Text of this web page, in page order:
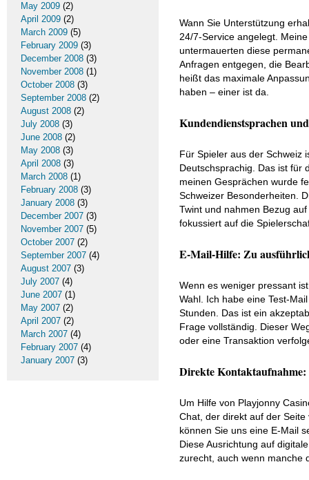
Wann Sie Unterstützung
24/7-Service angelegt.
untermauerten diese
Anfragen entgegen, die
heißt das maximale
haben – einer ist da.
Kundendienstsprachen
Für Spieler aus der Schweiz
Deutschsprachig. Das ist für
meinen Gesprächen wurde
Schweizer Besonderheiten.
Twint und nahmen Bezug
fokussiert auf die
E-Mail-Hilfe: Zu
Wenn es weniger pressant
Wahl. Ich habe eine Test-
Stunden. Das ist ein
Frage vollständig. Dieser
oder eine Transaktion
Direkte
Um Hilfe von Playjonny
Chat, der direkt auf der
können Sie uns eine E-Mail
Diese Ausrichtung auf
zurecht, auch wenn manche
May 2009 (2)
April 2009 (2)
March 2009 (5)
February 2009 (3)
December 2008 (3)
November 2008 (1)
October 2008 (3)
September 2008 (2)
August 2008 (2)
July 2008 (3)
June 2008 (2)
May 2008 (3)
April 2008 (3)
March 2008 (1)
February 2008 (3)
January 2008 (3)
December 2007 (3)
November 2007 (5)
October 2007 (2)
September 2007 (4)
August 2007 (3)
July 2007 (4)
June 2007 (1)
May 2007 (2)
April 2007 (2)
March 2007 (4)
February 2007 (4)
January 2007 (3)